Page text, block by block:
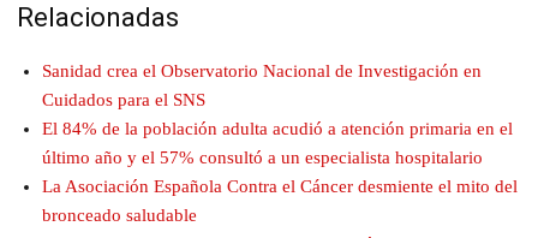
Relacionadas
Sanidad crea el Observatorio Nacional de Investigación en
Cuidados para el SNS
El 84% de la población adulta acudió a atención primaria en el
último año y el 57% consultó a un especialista hospitalario
La Asociación Española Contra el Cáncer desmiente el mito del
bronceado saludable